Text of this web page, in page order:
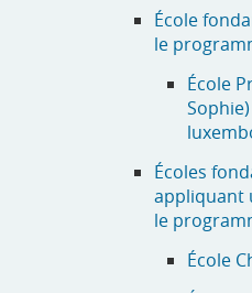
École
le
École
Sophie)
Écoles
appliquant
le
École